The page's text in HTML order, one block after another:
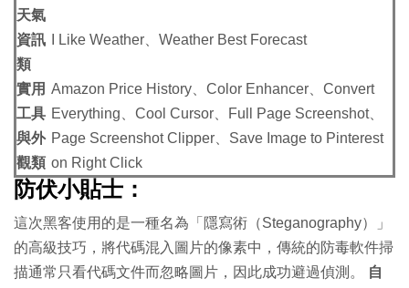
天氣
資訊
類
I Like Weather、Weather Best Forecast
實用
工具
與外
觀類
Amazon Price History、Color Enhancer、Convert
Everything、Cool Cursor、Full Page Screenshot、
Page Screenshot Clipper、Save Image to Pinterest
on Right Click
防伏小貼士：
這次黑客使用的是一種名為「隱寫術（Steganography）」
的高級技巧，將代碼混入圖片的像素中，傳統的防毒軟件掃
描通常只看代碼文件而忽略圖片，因此成功避過偵測。
自